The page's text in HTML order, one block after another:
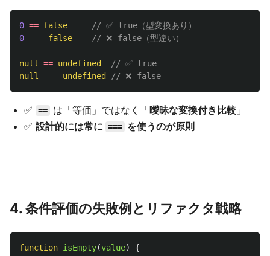
0 == false
// ✅ true（型変換あり）
0 === false // ❌ false（型違い）
null == undefined
// ✅ true
null
=== undefined // ❌ false
✅ == は「等価」ではなく「曖昧な変換付き比較 」
✅ 設計的には常に === を使うのが原則
4. 条件評価の失敗例とリファクタ戦略
function isEmpty(value)
{